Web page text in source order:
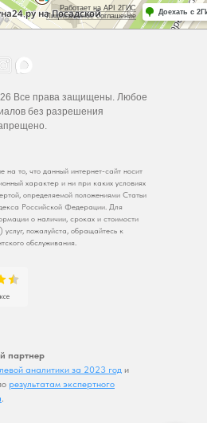
Все права защищены. Любое
без разрешения
то, что данный интернет-сайт носит
характер и ни при каких условиях
определяемой положениями Статьи
Российской Федерации. Для
о наличии, сроках и стоимости
пожалуйста, обращайтесь к
обслуживания.
партнер
аналитики за 2023 год и
результатам экспертного
.